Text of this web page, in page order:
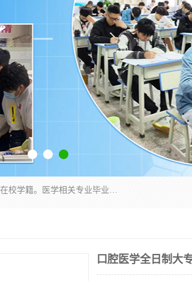
通过医学类院校正规录取从而获取统招全日制大专、本科，学信网可查在校学籍。医学相关专业毕业后可参加执业助理医师与执业医师证书考试（如口腔医学、临床医学、中医学等专业）.
口腔医学全日制大